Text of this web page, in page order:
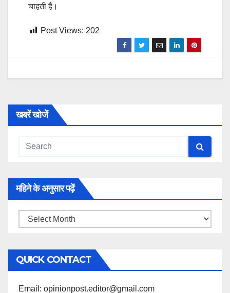
चाहती है।
Post Views: 202
खबरें खोजें
महिने के अनुसार पढ़ें
महिने
अनुसार
पढ़ें
QUICK CONTACT
Email: opinionpost.editor@gmail.com